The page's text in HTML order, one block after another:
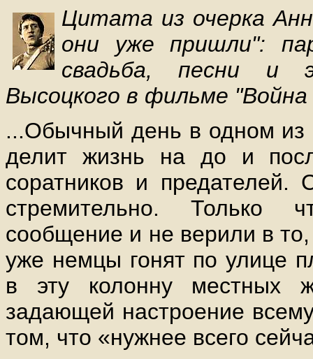
Цитата из очерка
они уже пришли":
свадьба, песни и
Высоцкого в фильме
...Обычный день в одном из
делит жизнь на до и
соратников и предателей.
стремительно. Только
сообщение и не верили в
уже немцы гонят по улице
в эту колонну местных
задающей настроение
том, что «нужнее всего